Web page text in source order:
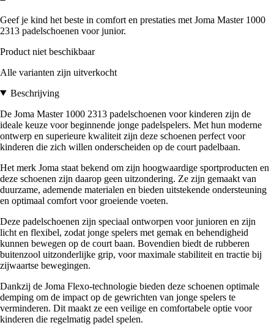
Geef je kind het beste in comfort en prestaties met Joma Master 1000
2313 padelschoenen voor junior.
Product niet beschikbaar
Alle varianten zijn uitverkocht
Beschrijving
De Joma Master 1000 2313 padelschoenen voor kinderen zijn de
ideale keuze voor beginnende jonge padelspelers. Met hun moderne
ontwerp en superieure kwaliteit zijn deze schoenen perfect voor
kinderen die zich willen onderscheiden op de court padelbaan.
Het merk Joma staat bekend om zijn hoogwaardige sportproducten en
deze schoenen zijn daarop geen uitzondering. Ze zijn gemaakt van
duurzame, ademende materialen en bieden uitstekende ondersteuning
en optimaal comfort voor groeiende voeten.
Deze padelschoenen zijn speciaal ontworpen voor junioren en zijn
licht en flexibel, zodat jonge spelers met gemak en behendigheid
kunnen bewegen op de court baan. Bovendien biedt de rubberen
buitenzool uitzonderlijke grip, voor maximale stabiliteit en tractie bij
zijwaartse bewegingen.
Dankzij de Joma Flexo-technologie bieden deze schoenen optimale
demping om de impact op de gewrichten van jonge spelers te
verminderen. Dit maakt ze een veilige en comfortabele optie voor
kinderen die regelmatig padel spelen.